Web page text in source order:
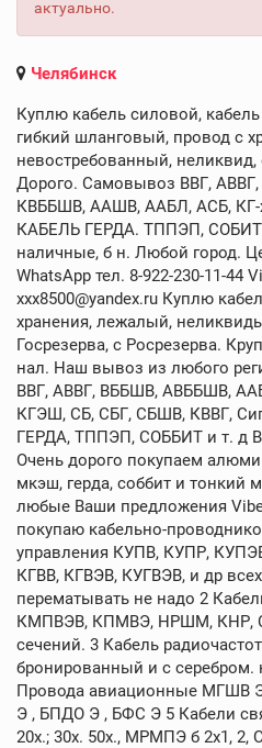
актуально.
Челябинск
Куплю кабель силовой,
гибкий шланговый, провод с
невостребованный,
Дорого. Самовывоз ВВГ,
КВББШВ, ААШВ, ААБЛ, АСБ,
КАБЕЛЬ ГЕРДА. ТППЭП, СОБИТ
наличные, б н. Любой город.
WhatsApp тел. 8-922-230-11-44
xxx8500@yandex.ru Куплю
хранения, лежалый,
Госрезерва, с Росрезерва.
нал. Наш вывоз из любого
ВВГ, АВВГ, ВББШВ, АВББШВ,
КГЭШ, СБ, СБГ, СБШВ, КВВГ,
ГЕРДА, ТППЭП, СОББИТ и т. д
Очень дорого покупаем
мкэш, герда, соббит и тонкий
любые Ваши предложения
покупаю кабельно-
управления КУПВ, КУПР,
КГВВ, КГВЭВ, КУГВЭВ, и др
перематывать не надо 2
КМПВЭВ, КПМВЭ, НРШМ, КНР,
сечений. 3 Кабель
бронированный и с серебром.
Провода авиационные
Э , БПДО Э , БФС Э 5 Кабели
20х.; 30х. 50х., МРМПЭ б 2х1,